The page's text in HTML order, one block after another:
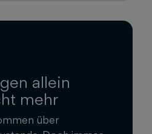
allein
mehr
über